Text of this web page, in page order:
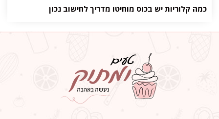
כמה קלוריות יש בכוס מוחיטו מדריך לחישוב נכון